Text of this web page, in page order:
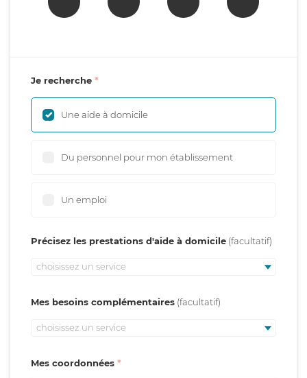
Je recherche
Une aide à domicile
Du personnel pour mon établissement
Un emploi
Précisez les prestations d'aide à domicile
choisissez un service
Mes besoins complémentaires
choisissez un service
Mes coordonnées